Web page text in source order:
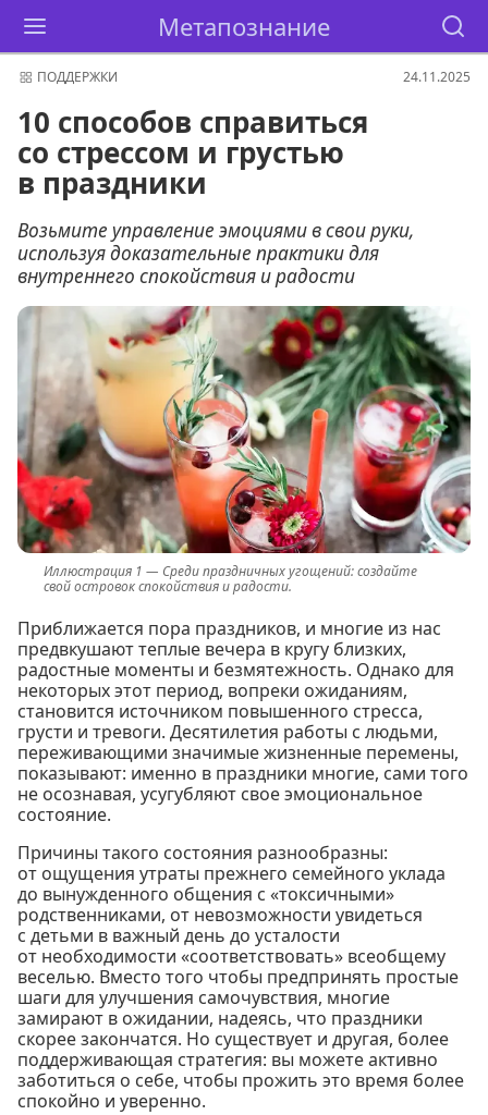
Метапознание
ПОДДЕРЖКИ 24.11.2025
10 способов справиться
со стрессом и грустью
в праздники
Возьмите управление эмоциями в свои руки,
используя доказательные практики для
внутреннего спокойствия и радости
Среди праздничных угощений: создайте
свой островок спокойствия и радости.
Приближается пора праздников, и многие из нас
предвкушают теплые вечера в кругу близких,
радостные моменты и безмятежность. Однако для
некоторых этот период, вопреки ожиданиям,
становится источником повышенного стресса,
грусти и тревоги. Десятилетия работы с людьми,
переживающими значимые жизненные перемены,
показывают: именно в праздники многие, сами того
не осознавая, усугубляют свое эмоциональное
состояние.
Причины такого состояния разнообразны:
от ощущения утраты прежнего семейного уклада
до вынужденного общения с «токсичными»
родственниками, от невозможности увидеться
с детьми в важный день до усталости
от необходимости «соответствовать» всеобщему
веселью. Вместо того чтобы предпринять простые
шаги для улучшения самочувствия, многие
замирают в ожидании, надеясь, что праздники
скорее закончатся. Но существует и другая, более
поддерживающая стратегия: вы можете активно
заботиться о себе, чтобы прожить это время более
спокойно и уверенно.